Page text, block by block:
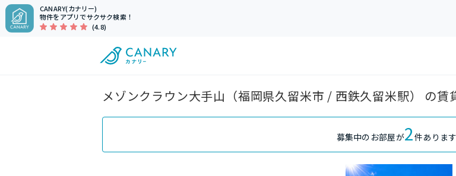
CANARY(カナリー)
物件をアプリでサクサク検索！
(4.8)
メゾンクラウン大手山（福岡県久留米市 / 西鉄久留米駅） の賃
募集中のお部屋が2件あります